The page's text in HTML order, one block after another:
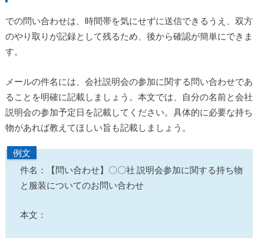
での問い合わせは、時間帯を気にせずに送信できるうえ、双方
のやり取りが記録として残るため、後から確認が簡単にできま
す。
メールの件名には、会社説明会の参加に関する問い合わせであ
ることを明確に記載しましょう。本文では、自分の名前と会社
説明会の参加予定日を記載してください。具体的に必要な持ち
物があれば教えてほしい旨も記載しましょう。
例文
件名：【問い合わせ】〇〇社 説明会参加に関する持ち物
と服装についてのお問い合わせ
本文：